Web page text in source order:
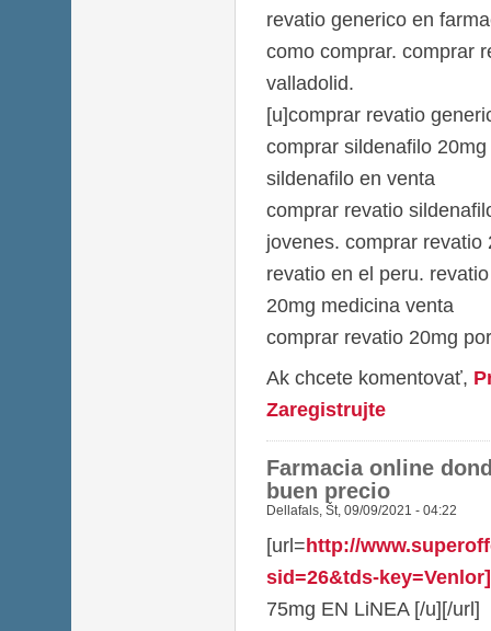
revatio generico en
como comprar. comprar
valladolid.
[u]comprar revatio
comprar sildenafilo
sildenafilo en venta
comprar revatio
jovenes. comprar
revatio en el peru.
20mg medicina venta
comprar revatio 20mg
Ak chcete komentovať,
Zaregistrujte
Farmacia online
buen precio
Dellafals, Št, 09/09/2021 - 04:22
[url=http://
sid=26&tds-
75mg EN LiNEA [/u][/url]